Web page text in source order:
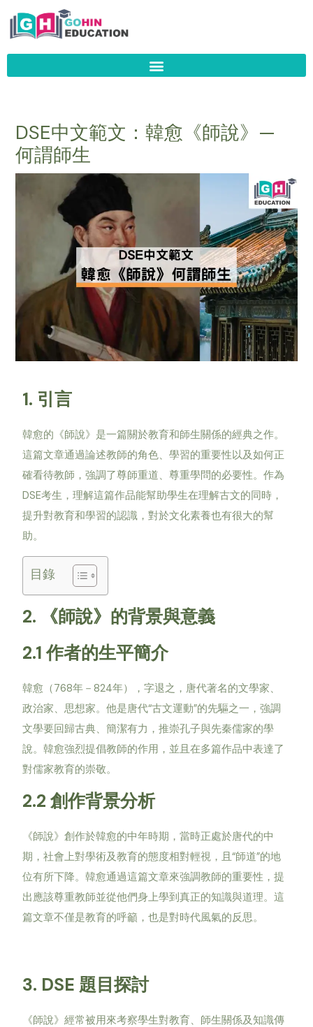
Skip
DSE中文範文：韓愈《師說》—
何謂師生
1. 引言
韓愈的《師說》是一篇關於教育和師生關係的經典之作。
這篇文章通過論述教師的角色、學習的重要性以及如何正
確看待教師，強調了尊師重道、尊重學問的必要性。作為
DSE考生，理解這篇作品能幫助學生在理解古文的同時，
提升對教育和學習的認識，對於文化素養也有很大的幫
助。
目錄
2. 《師說》的背景與意義
2.1作者的生平簡介
韓愈（768年－ 824年），字退之，唐代著名的文學家、
政治家、思想家。他是唐代“古文運動”的先驅之一，強調
文學要回歸古典、簡潔有力，推崇孔子與先秦儒家的學
說。韓愈強烈提倡教師的作用，並且在多篇作品中表達了
對儒家教育的崇敬。
2.2創作背景分析
《師說》創作於韓愈的中年時期，當時正處於唐代的中
期，社會上對學術及教育的態度相對輕視，且“師道”的地
位有所下降。韓愈通過這篇文章來強調教師的重要性，提
出應該尊重教師並從他們身上學到真正的知識與道理。這
篇文章不僅是教育的呼籲，也是對時代風氣的反思。
3. DSE 題目探討
《師說》經常被用來考察學生對教育、師生關係及知識傳